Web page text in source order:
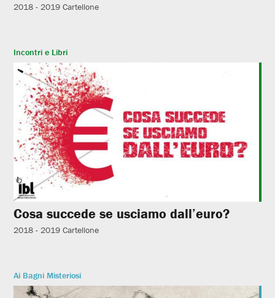
2018 - 2019 Cartellone
Incontri e Libri
Cosa succede se usciamo dall’euro?
2018 - 2019 Cartellone
Ai Bagni Misteriosi